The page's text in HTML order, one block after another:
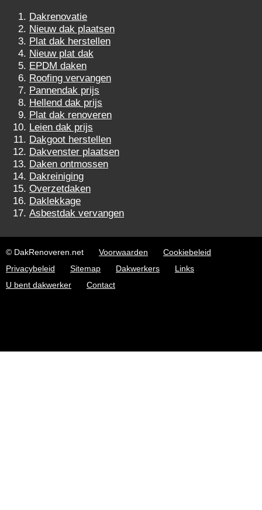
Dakrenovatie
Nieuw dak plaatsen
Plat dak herstellen
Nieuw plat dak
EPDM daken
Roofing vervangen
Pannendak prijs
Hellend dak prijs
Plat dak renoveren
Leien dak prijs
Dakgoot herstellen
Dakvenster plaatsen
Daken ontmossen
Dakreiniging
Overzetdaken
Daklekkage
Asbestdak vervangen
© DakRenoveren.net Voorwaarden
Cookiebeleid
Privacybeleid
Sitemap Dakwerkers
Links
U bent dakwerker
Contact